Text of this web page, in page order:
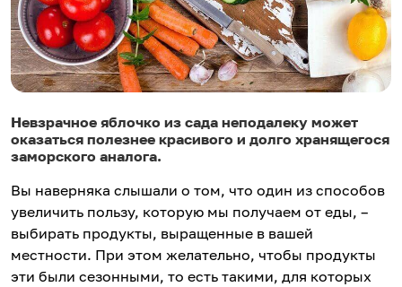
Невзрачное яблочко из сада неподалеку может
оказаться полезнее красивого и долго хранящегося
заморского аналога.
Вы наверняка слышали о том, что один из способов
увеличить пользу, которую мы получаем от еды, –
выбирать продукты, выращенные в вашей
местности. При этом желательно, чтобы продукты
эти были сезонными, то есть такими, для которых